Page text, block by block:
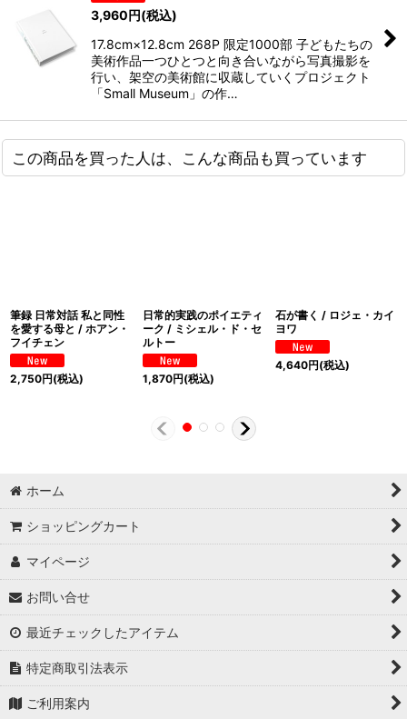
3,960円(税込)
17.8cm×12.8cm 268P 限定1000部 子どもたちの
美術作品一つひとつと向き合いながら写真撮影を
行い、架空の美術館に収蔵していくプロジェクト
「Small Museum」の作…
この商品を買った人は、こんな商品も買っています
筆録 日常対話 私と同性
を愛する母と / ホアン・
フイチェン
2,750円(税込)
日常的実践のポイエティ
ーク / ミシェル・ド・セ
ルトー
1,870円(税込)
石が書く / ロジェ・カイ
ヨワ
4,640円(税込)
ホーム
ショッピングカート
マイページ
お問い合せ
最近チェックしたアイテム
特定商取引法表示
ご利用案内